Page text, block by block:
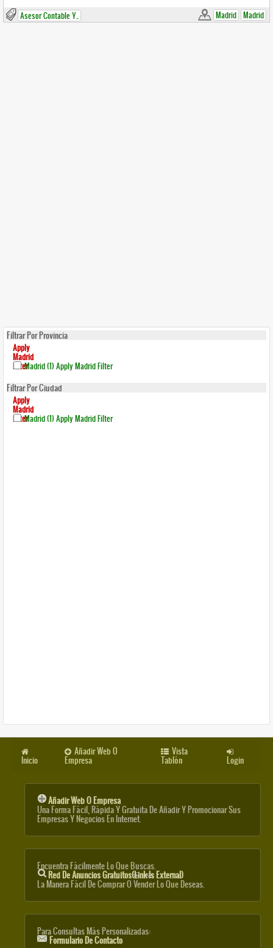
Madrid Madrid
Asesor Contable Y..
Filtrar Por Provincia
Apply
Madrid
FilterMadrid (1) Apply Madrid Filter
Filtrar Por Ciudad
Apply
Madrid
FilterMadrid (1) Apply Madrid Filter
Inicio
Añadir Web O
Empresa
Vista
Tablón Login
Añadir Web O Empresa
Una Forma Fácil, Rápida Y Gratuita De Añadir Y Promocionar Sus
Empresas Y Negocios En Internet.
Encuentra Fácilmente Lo Que Buscas.
Red De Anuncios Gratuitos(link Is External)
La Manera Fácil De Comprar O Vender Lo Que Deseas.
Para Consultas Más Personalizadas:
Formulario De Contacto